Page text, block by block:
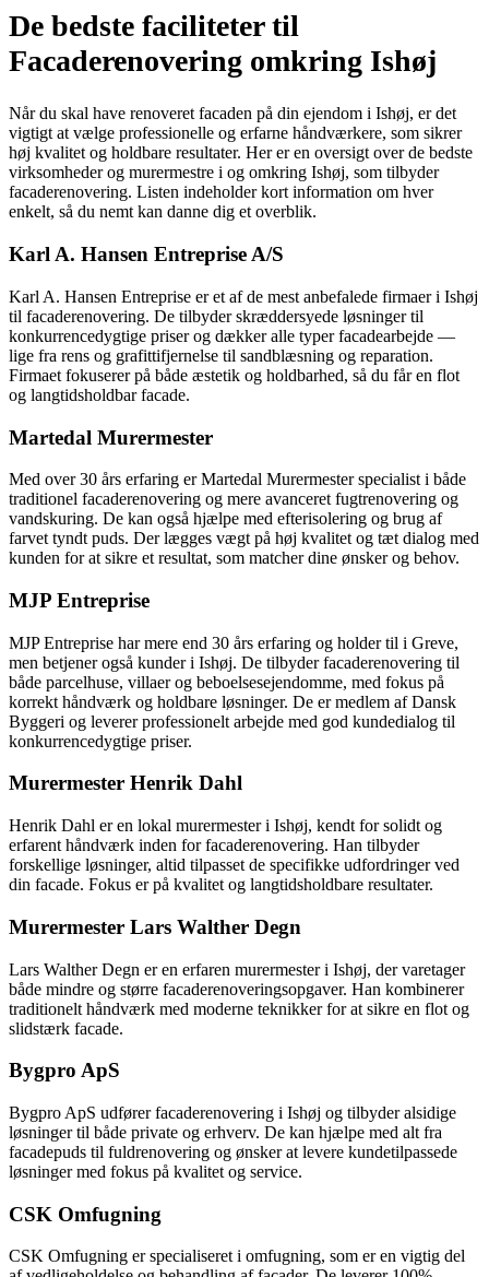
De bedste faciliteter til
Facaderenovering omkring Ishøj
Når du skal have renoveret facaden på din ejendom i Ishøj, er det
vigtigt at vælge professionelle og erfarne håndværkere, som sikrer
høj kvalitet og holdbare resultater. Her er en oversigt over de bedste
virksomheder og murermestre i og omkring Ishøj, som tilbyder
facaderenovering. Listen indeholder kort information om hver
enkelt, så du nemt kan danne dig et overblik.
Karl A. Hansen Entreprise A/S
Karl A. Hansen Entreprise er et af de mest anbefalede firmaer i Ishøj
til facaderenovering. De tilbyder skræddersyede løsninger til
konkurrencedygtige priser og dækker alle typer facadearbejde —
lige fra rens og grafittifjernelse til sandblæsning og reparation.
Firmaet fokuserer på både æstetik og holdbarhed, så du får en flot
og langtidsholdbar facade.
Martedal Murermester
Med over 30 års erfaring er Martedal Murermester specialist i både
traditionel facaderenovering og mere avanceret fugtrenovering og
vandskuring. De kan også hjælpe med efterisolering og brug af
farvet tyndt puds. Der lægges vægt på høj kvalitet og tæt dialog med
kunden for at sikre et resultat, som matcher dine ønsker og behov.
MJP Entreprise
MJP Entreprise har mere end 30 års erfaring og holder til i Greve,
men betjener også kunder i Ishøj. De tilbyder facaderenovering til
både parcelhuse, villaer og beboelsesejendomme, med fokus på
korrekt håndværk og holdbare løsninger. De er medlem af Dansk
Byggeri og leverer professionelt arbejde med god kundedialog til
konkurrencedygtige priser.
Murermester Henrik Dahl
Henrik Dahl er en lokal murermester i Ishøj, kendt for solidt og
erfarent håndværk inden for facaderenovering. Han tilbyder
forskellige løsninger, altid tilpasset de specifikke udfordringer ved
din facade. Fokus er på kvalitet og langtidsholdbare resultater.
Murermester Lars Walther Degn
Lars Walther Degn er en erfaren murermester i Ishøj, der varetager
både mindre og større facaderenoveringsopgaver. Han kombinerer
traditionelt håndværk med moderne teknikker for at sikre en flot og
slidstærk facade.
Bygpro ApS
Bygpro ApS udfører facaderenovering i Ishøj og tilbyder alsidige
løsninger til både private og erhverv. De kan hjælpe med alt fra
facadepuds til fuldrenovering og ønsker at levere kundetilpassede
løsninger med fokus på kvalitet og service.
CSK Omfugning
CSK Omfugning er specialiseret i omfugning, som er en vigtig del